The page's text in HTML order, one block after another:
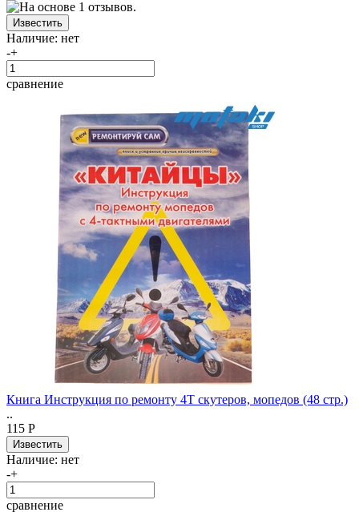
Наличие: нет
-+
сравнение
Книга Инструкция по ремонту 4Т скутеров, мопедов (48 стр.)
..
115 Р
Наличие: нет
-+
сравнение